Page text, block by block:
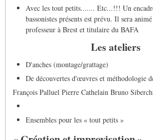
Avec les tout petits....... Etc...!!! Un
bassonistes présents est prévu. Il sera
professeur à Brest et titulaire du BAFA
Les ateliers
D'anches (montage/grattage)
De découvertes d'œuvres et méthodologie
François Palluel Pierre Cathelain Bruno
Ensembles pour les « tout petits »